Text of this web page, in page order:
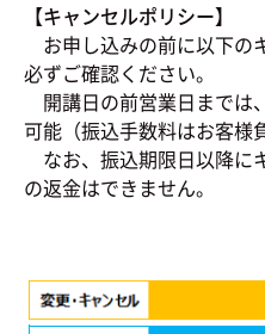
【キャンセルポリシー】
お申し込みの前に以下の
必ずご確認ください。
開講日の前営業日までは
可能（振込手数料はお客様
なお、振込期限日以降に
の返金はできません。